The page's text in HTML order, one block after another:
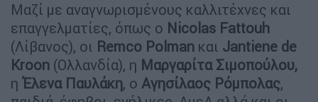
Μαζί με αναγνωρισμένους καλλιτέχνες και
επαγγελματίες, όπως ο Nicolas Fattouh
(Λίβανος), οι Remco Polman και Jantiene de
Kroon (Ολλανδία), η Μαργαρίτα Σιμοπούλου,
η Έλενα Παυλάκη, ο Αγησίλαος Ρόμπολας,